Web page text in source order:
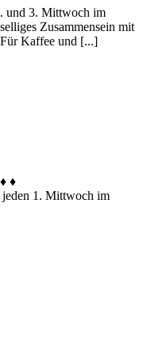
und 3. Mittwoch im
Zusammensein mit
Kaffee und [...]
♦ ♦
1. Mittwoch im